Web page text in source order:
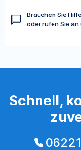
Brauchen Sie
oder rufen Sie an
Schnell,